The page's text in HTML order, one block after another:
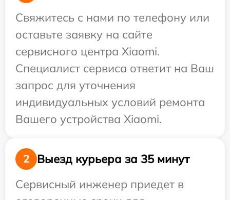
Свяжитесь с нами по телефону или
оставьте заявку на сайте
сервисного центра Xiaomi.
Специалист сервиса ответит на Ваш
запрос для уточнения
индивидуальных условий ремонта
Вашего устройства Xiaomi.
2
Выезд курьера за 35 минут
Сервисный инженер приедет в